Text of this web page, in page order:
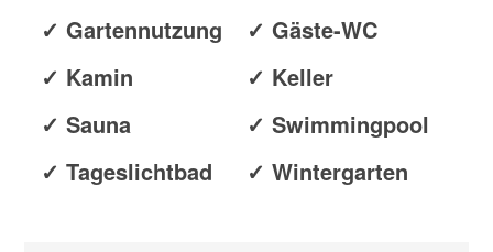
✓ Gartennutzung
✓ Gäste-WC
✓ Kamin
✓ Keller
✓ Sauna
✓ Swimmingpool
✓ Tageslichtbad
✓ Wintergarten